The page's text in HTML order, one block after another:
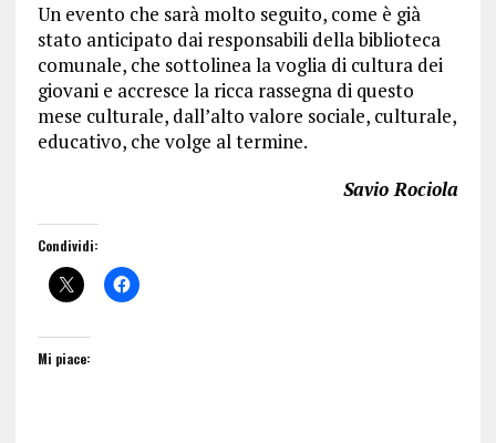
Un evento che sarà molto seguito, come è già
stato anticipato dai responsabili della biblioteca
comunale, che sottolinea la voglia di cultura dei
giovani e accresce la ricca rassegna di questo
mese culturale, dall’alto valore sociale, culturale,
educativo, che volge al termine.
Savio Rociola
Condividi:
Mi piace: